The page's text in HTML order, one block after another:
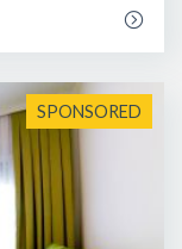
SPONSORED